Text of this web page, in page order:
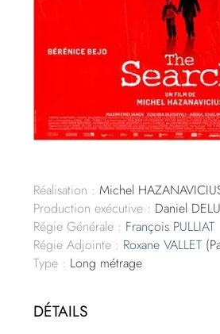
Réalisation : Michel
Production exécutive : Daniel
Régie Générale : François PULLIAT
Régie Adjointe : Roxane VALLET
Type : Long métrage
DÉTAILS